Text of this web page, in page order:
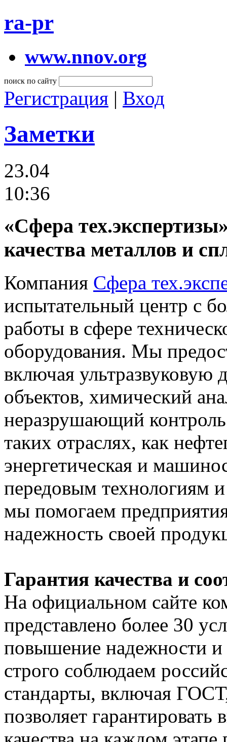
ra-pr
www.nnov.org
поиск по сайту
Регистрация | Вход
Заметки
23.04
10:36
«Сфера
качества металлов и
Компания Сфера
испытательный центр с
работы в сфере
оборудования. Мы
включая
объектов, химический
неразрушающий
таких отраслях, как
энергетическая и
передовым технологиям
мы помогаем
надежность своей
Гарантия качества и
На официальном сайте
представлено более 30
повышение надежности
строго соблюдаем
стандарты, включая
позволяет